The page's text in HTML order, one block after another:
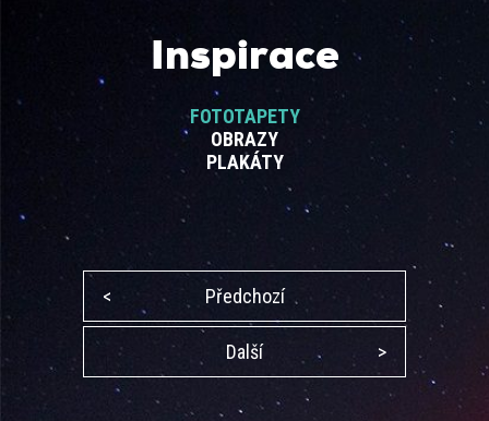
Inspirace
FOTOTAPETY
OBRAZY
PLAKÁTY
< Předchozí
Další >